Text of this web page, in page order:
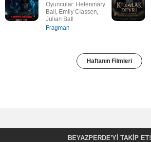
Oyuncular: Helenmary
Ball, Emily Classen,
Julian Ball
Fragman
Haftanın Filmleri
BEYAZPERDE'YI TAKIP ET!